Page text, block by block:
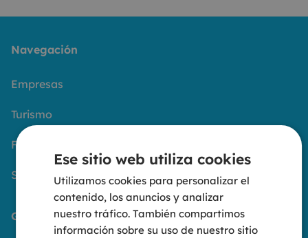
Navegación
Empresas
Turismo
Formación
Servicios
Grupo Océano
Ese sitio web utiliza cookies
Utilizamos cookies para personalizar el
contenido, los anuncios y analizar
nuestro tráfico. También compartimos
información sobre su uso de nuestro sitio